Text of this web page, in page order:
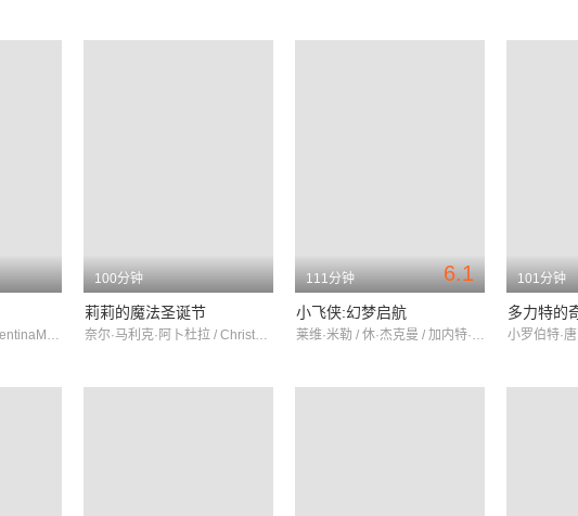
AdrianGaravano / ValentinaMarcone
100分钟
莉莉的魔法圣诞节
奈尔·马利克·阿卜杜拉 / ChristophBittenauer / 杰尔蒂·德拉斯尔
6.1
111分钟
小飞侠:幻梦启航
莱维·米勒 / 休·杰克曼 / 加内特·赫德兰
101分钟
多力特的